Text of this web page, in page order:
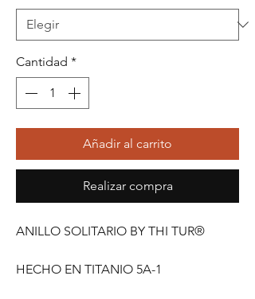
Cantidad *
Añadir al carrito
Realizar compra
ANILLO SOLITARIO BY THI TUR®
HECHO EN TITANIO 5A-1